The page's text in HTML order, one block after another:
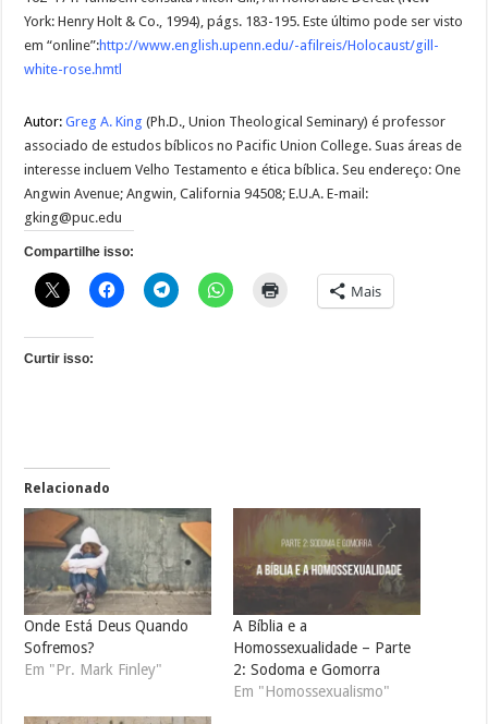
York: Henry Holt & Co., 1994), págs. 183-195. Este último pode ser visto
em “online”:http://www.english.upenn.edu/-afilreis/Holocaust/gill-
white-rose.hmtl
Autor: Greg A. King (Ph.D., Union Theological Seminary) é professor
associado de estudos bíblicos no Pacific Union College. Suas áreas de
interesse incluem Velho Testamento e ética bíblica. Seu endereço: One
Angwin Avenue; Angwin, California 94508; E.U.A. E-mail:
gking@puc.edu
Compartilhe isso:
Mais
Curtir isso:
Relacionado
Onde Está Deus Quando
Sofremos?
Em "Pr. Mark Finley"
A Bíblia e a
Homossexualidade – Parte
2: Sodoma e Gomorra
Em "Homossexualismo"